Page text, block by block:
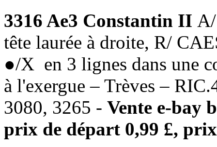
3316 Ae3 Constantin II
tête laurée à droite, R/
●/X en 3 lignes dans une
à l'exergue – Trèves –
3080, 3265 - Vente e-bay
prix de départ 0,99 £,